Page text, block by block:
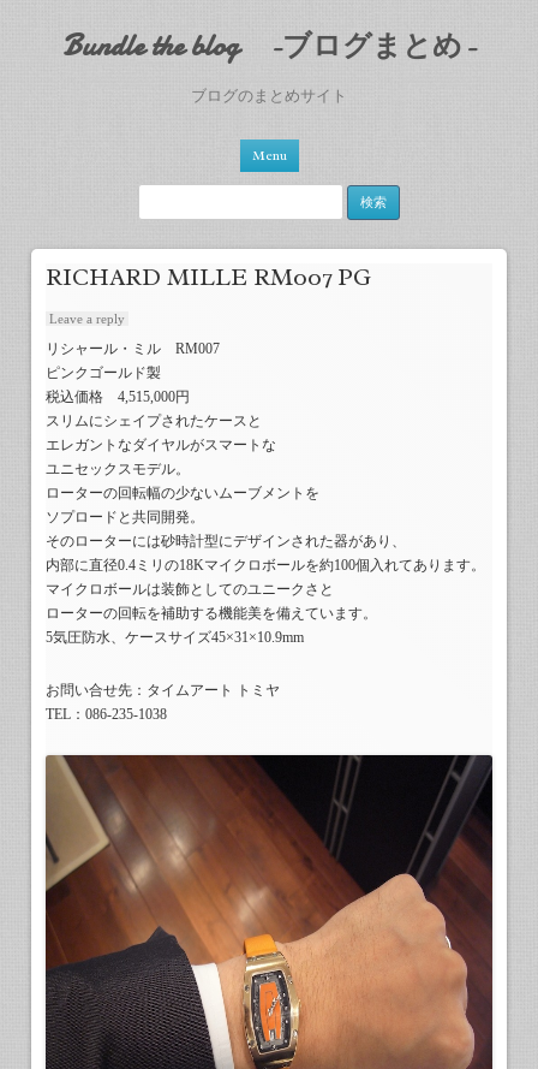
Bundle the blog -ブログまとめ-
ブログのまとめサイト
Menu
検索:
RICHARD MILLE RM007 PG
Leave a reply
リシャール・ミル RM007
ピンクゴールド製
税込価格 4,515,000円
スリムにシェイプされたケースと
エレガントなダイヤルがスマートな
ユニセックスモデル。
ローターの回転幅の少ないムーブメントを
ソプロードと共同開発。
そのローターには砂時計型にデザインされた器があり、
内部に直径0.4ミリの18Kマイクロボールを約100個入れてあります。
マイクロボールは装飾としてのユニークさと
ローターの回転を補助する機能美を備えています。
5気圧防水、ケースサイズ45×31×10.9mm
お問い合せ先：タイムアート トミヤ
TEL：086-235-1038